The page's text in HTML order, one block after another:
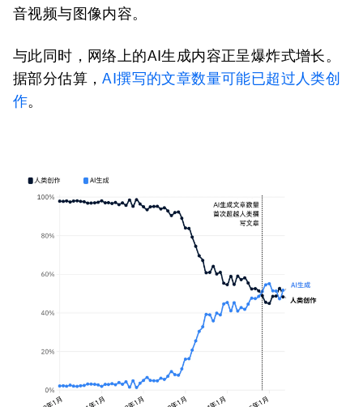
音视频与图像内容。
与此同时，网络上的AI生成内容正呈爆炸式增长。
据部分估算，AI撰写的文章数量可能已超过人类创
作。